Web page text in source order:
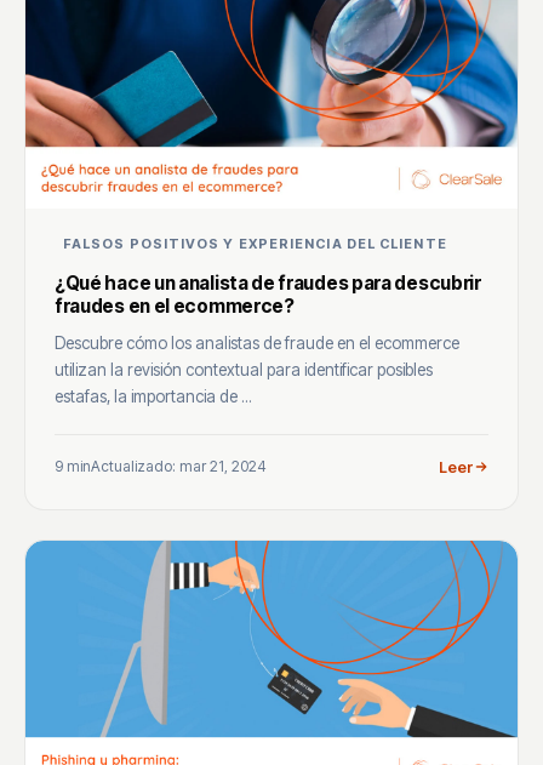
FALSOS POSITIVOS Y EXPERIENCIA DEL CLIENTE
¿Qué hace un analista de fraudes para descubrir
fraudes en el ecommerce?
Descubre cómo los analistas de fraude en el ecommerce
utilizan la revisión contextual para identificar posibles
estafas, la importancia de ...
9 minActualizado: mar 21, 2024 Leer